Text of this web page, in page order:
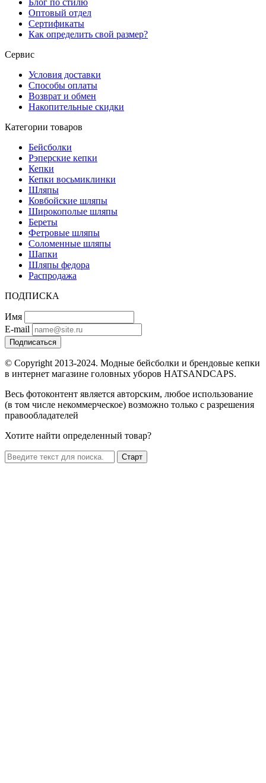
Оптовый отдел
Сертификаты
Как определить свой размер?
Сервис
Условия доставки
Способы оплаты
Возврат и обмен
Накопительные скидки
Категории товаров
Бейсболки
Рэперские кепки
Кепки
Кепки восьмиклинки
Шляпы
Ковбойские шляпы
Широкополые шляпы
Береты
Фетровые шляпы
Соломенные шляпы
Шапки
Шляпы федора
Распродажа
ПОДПИСКА
Имя
E-mail
Подписаться
© Copyright 2013-2024. Модные бейсболки и брендовые кепки
в интернет магазине головных уборов HATSANDCAPS.
Весь фотоконтент является авторским, любое использование
(в том числе некоммерческое) возможно только с разрешения
правообладателей
Хотите найти определенный товар?
Старт